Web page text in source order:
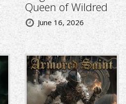
Queen of Wildred
June 16, 2026